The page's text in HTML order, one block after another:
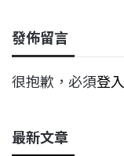
發佈留言
很抱歉，必須登入
最新文章